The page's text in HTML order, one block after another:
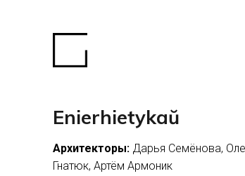
Enierhietykaŭ
Архитекторы: Дарья Семёнова,
Гнатюк, Артём Армоник